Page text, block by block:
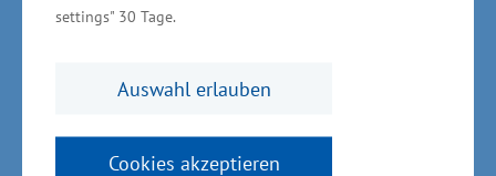
settings" 30 Tage.
Auswahl erlauben
Cookies akzeptieren
Ruhezonen und herausragende Anbieter für die
Präventionsmaßnahmen. Diese Vorteile müssen